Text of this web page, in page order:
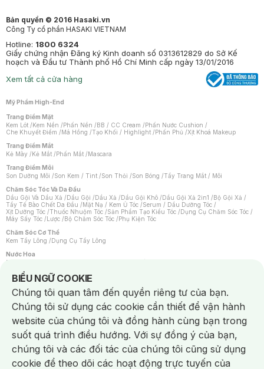
Bản quyền © 2016 Hasaki.vn
Công Ty cổ phần HASAKI VIETNAM
Hotline: 1800 6324
Giấy chứng nhận Đăng ký Kinh doanh số 0313612829 do Sở Kế
hoạch và Đầu tư Thành phố Hồ Chí Minh cấp ngày 13/01/2016
Xem tất cả cửa hàng
Mỹ Phẩm High-End
Trang Điểm Mặt
Kem Lót /Kem Nền /Phấn Nền /BB / CC Cream /Phấn Nước Cushion /
Che Khuyết Điểm /Má Hồng /Tạo Khối / Highlight /Phấn Phủ /Xịt Khoá Makeup
Trang Điểm Mắt
Kẻ Mày /Kẻ Mắt /Phấn Mắt /Mascara
Trang Điểm Môi
Son Dưỡng Môi /Son Kem / Tint /Son Thỏi /Son Bóng /Tẩy Trang Mắt / Môi
Chăm Sóc Tóc Và Da Đầu
Dầu Gội Và Dầu Xả /Dầu Gội /Dầu Xả /Dầu Gội Khô /Dầu Gội Xả 2in1 /Bộ Gội Xả /
Tẩy Tế Bào Chết Da Đầu /Mặt Nạ / Kem Ủ Tóc /Serum / Dầu Dưỡng Tóc /
Xịt Dưỡng Tóc /Thuốc Nhuộm Tóc /Sản Phẩm Tạo Kiểu Tóc /Dụng Cụ Chăm Sóc Tóc /
Máy Sấy Tóc /Lược /Bộ Chăm Sóc Tóc /Phụ Kiện Tóc
Chăm Sóc Cơ Thể
Kem Tẩy Lông /Dụng Cụ Tẩy Lông
Nước Hoa
Nước Hoa Nữ
Chăm Sóc Cá Nhân
Chống Muỗi /Khẩu Trang /Máy Massage/Mặt Nạ Xông Hơi /Nước Rửa Tay/
Sản Phẩm Chăm Sóc Khác /Bàn Chải Đánh Răng /Bàn Chải Điện/
Hỗ Trợ Trắng Răng/Kem Đánh Răng /Máy Tăm Nước/ Nước Súc Miệng/
Tăm / Chỉ Nha Khoa/ Xịt Thơm Miệng / Dung Dịch Vệ Sinh/Dưỡng Vùng Kín/
Khăn Ướt Vệ Sinh Vùng Kín/Băng Vệ Sinh/Tampon/Bọt Cạo Râu /Dao Cạo Râu/
Máy Cạo Râu
Vấn Đề Về Da
Da Dầu / Lỗ Chân Lông To/ Da Khô / Mất Nước/ Da Lão Hóa/ Da Mụn/
Da Nhạy Cảm / Kích Ứng
Da Xỉn Màu Thâm / Nám / Tàn Nhang
Quầng Thâm & Bọng Mắt /Sẹo /Viêm Da Cơ Địa
BIỂU NGỮ COOKIE
Notice about cookies usage
Chúng tôi quan tâm đến quyền riêng tư của bạn.
Chúng tôi sử dụng các cookie cần thiết để vận hành
website của chúng tôi và đồng hành cùng bạn trong
suốt quá trình điều hướng. Với sự đồng ý của bạn,
chúng tôi và các đối tác của chúng tôi cũng sử dụng
cookie để theo dõi các hoạt động trực tuyến của